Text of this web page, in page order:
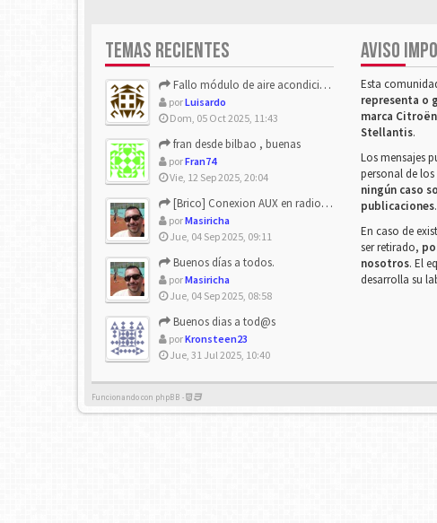
TEMAS RECIENTES
Fallo módulo de aire acondicionado
porLuisardo
Dom, 05 Oct 2025, 11:43
fran desde bilbao , buenas
porFran74
Vie, 12 Sep 2025, 20:04
[Brico] Conexion AUX en radio de origen
porMasiricha
Jue, 04 Sep 2025, 09:11
Buenos días a todos.
porMasiricha
Jue, 04 Sep 2025, 08:58
Buenos dias a tod@s
porKronsteen23
Jue, 31 Jul 2025, 10:40
AVISO
Esta
representa o
marca
Stellantis.
Los mensajes
personal de
ningún caso
publicaciones.
En caso de
ser retirado,
nosotros. El
desarrolla su
Funcionando con phpBB -